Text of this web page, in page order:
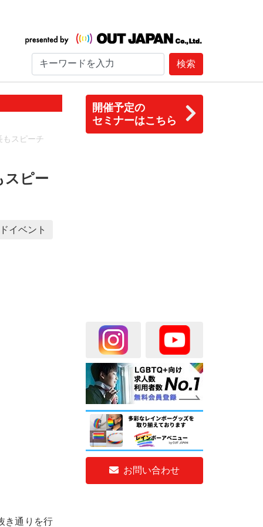
検索
開催予定の
セミナーはこちら
お問い合わせ
もスピーチ
スピー
イベント
き通りを行